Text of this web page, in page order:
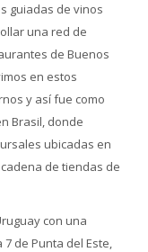
guiadas de vinos
una red de
de Buenos
en estos
y así fue como
Brasil, donde
ubicadas en
de tiendas de
con una
de Punta del Este,